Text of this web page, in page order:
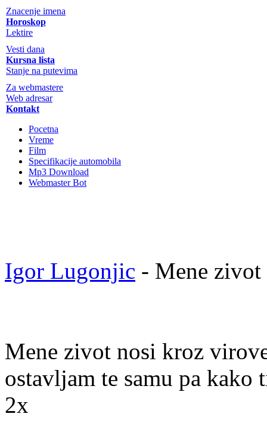
Znacenje imena
Horoskop
Lektire
Vesti dana
Kursna lista
Stanje na putevima
Za webmastere
Web adresar
Kontakt
Pocetna
Vreme
Film
Specifikacije automobila
Mp3 Download
Webmaster Bot
Igor Lugonjic - Mene zivot
Mene zivot nosi kroz
ostavljam te samu pa kako
2x